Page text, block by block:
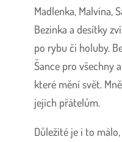
Madlenka, Malvína,
Bezinka a desítky
po rybu či holuby.
Šance pro všechny
které mění svět.
jejich přátelům.
Důležité je i to